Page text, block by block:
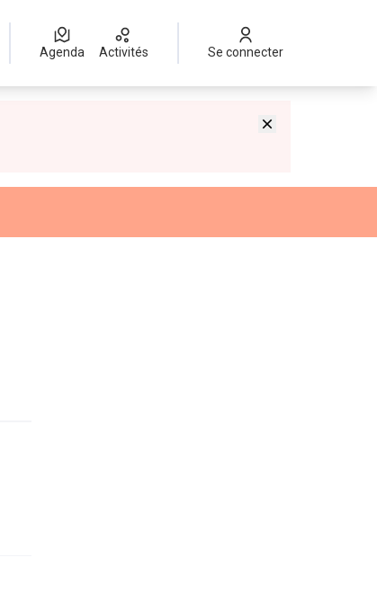
Agenda Activités Se connecter